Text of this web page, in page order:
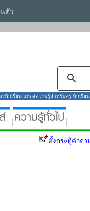
ตัว
นักเรียน แหล่งความรู้สำหรับครู นักเรี
ตั้งกระทู้คำถา